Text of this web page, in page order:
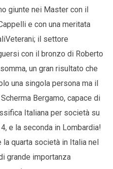
giunte nei Master con il
e con una meritata
il settore
con il bronzo di Roberto
un gran risultato che
una singola persona ma il
Bergamo, capace di
Italiana per società su
e la seconda in Lombardia!
la quarta società in Italia nel
grande importanza